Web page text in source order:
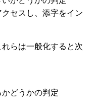
セスし、添字をイン
らは一般化すると次
どうかの判定